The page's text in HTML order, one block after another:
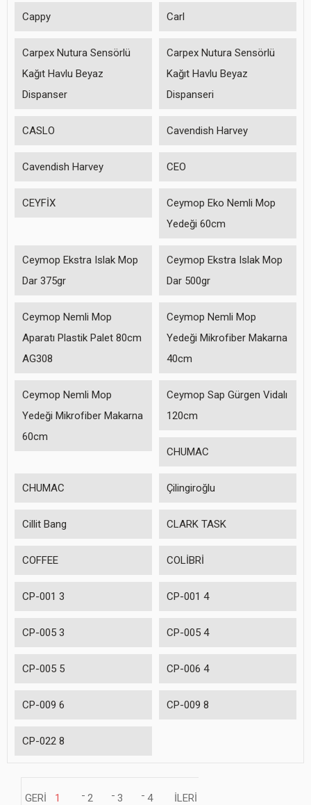
Cappy Carl
Carpex Nutura Sensörlü
Kağıt Havlu Beyaz
Dispanser
Carpex Nutura Sensörlü
Kağıt Havlu Beyaz
Dispanseri
CASLO Cavendish Harvey
Cavendish Harvey CEO
CEYFİX
Ceymop Eko Nemli Mop
Yedeği 60cm
Ceymop Ekstra Islak Mop
Dar 375gr
Ceymop Ekstra Islak Mop
Dar 500gr
Ceymop Nemli Mop
Aparatı Plastik Palet 80cm
AG308
Ceymop Nemli Mop
Yedeği Mikrofiber Makarna
40cm
Ceymop Nemli Mop
Yedeği Mikrofiber Makarna
60cm
Ceymop Sap Gürgen Vidalı
120cm
CHUMAC
CHUMAC Çilingiroğlu
Cillit Bang CLARK TASK
COFFEE COLİBRİ
CP-001 3 CP-001 4
CP-005 3 CP-005 4
CP-005 5 CP-006 4
CP-009 6 CP-009 8
CP-022 8
1 2 3 4